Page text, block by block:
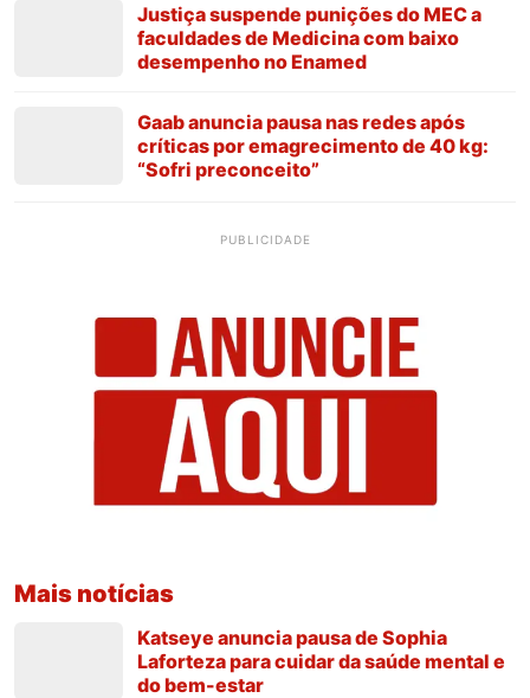
Justiça suspende punições do MEC a
faculdades de Medicina com baixo
desempenho no Enamed
Gaab anuncia pausa nas redes após
críticas por emagrecimento de 40 kg:
“Sofri preconceito”
PUBLICIDADE
Mais notícias
Katseye anuncia pausa de Sophia
Laforteza para cuidar da saúde mental e
do bem-estar